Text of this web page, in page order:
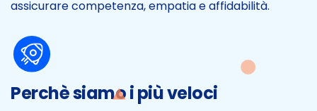
assicurare competenza, empatia e affidabilità.
Perchè siamo i più veloci